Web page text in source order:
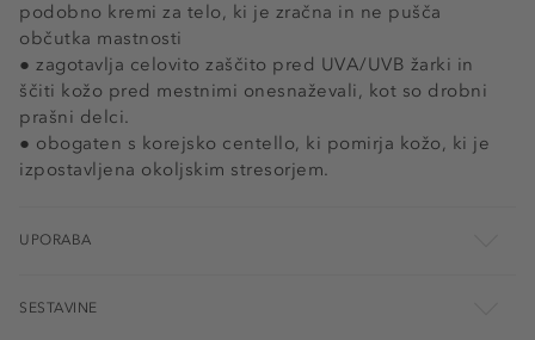
podobno kremi za telo, ki je zračna in ne pušča
občutka mastnosti
● zagotavlja celovito zaščito pred UVA/UVB žarki in
ščiti kožo pred mestnimi onesnaževali, kot so drobni
prašni delci.
● obogaten s korejsko centello, ki pomirja kožo, ki je
izpostavljena okoljskim stresorjem.
UPORABA
SESTAVINE